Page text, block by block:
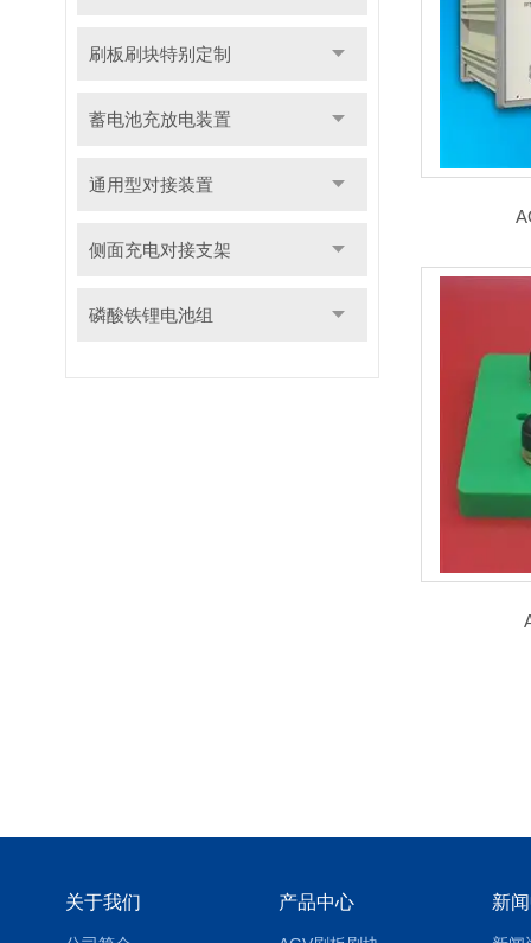
刷板刷块特别定制
蓄电池充放电装置
通用型对接装置
侧面充电对接支架
磷酸铁锂电池组
关于我们 产品中心 新